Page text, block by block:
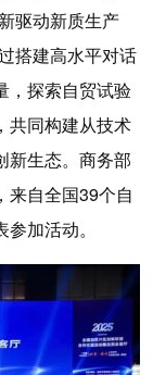
驱动新质生产
搭建高水平对话
，探索自贸试验
共同构建从技术
新生态。商务部
来自全国39个自
加活动。